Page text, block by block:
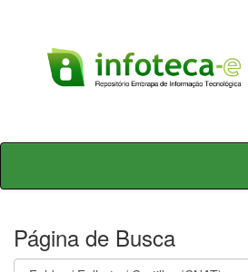
Skip
Página de Busca